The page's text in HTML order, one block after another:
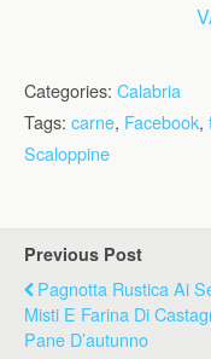
Categories: Calabria
Tags: carne, Facebook,
Scaloppine
Previous Post
Pagnotta Rustica Ai
Misti E Farina Di
Pane D’autunno